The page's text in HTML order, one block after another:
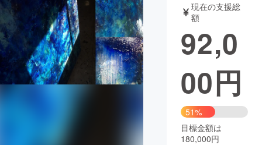
アート・写真
テクノロジー・ガジェット ゲーム・サ
チャレンジ
現在の支援総
額
92,0
00円
51%
目標金額は
180,000円